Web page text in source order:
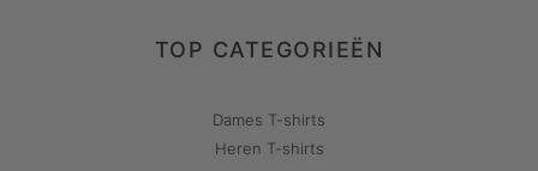
TOP CATEGORIEËN
Dames T-shirts
Heren T-shirts